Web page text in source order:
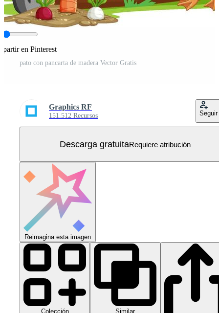
en Pinterest
pato con pancarta de madera Vector Gratis
Graphics RF
151.512 Recursos Seguir
Descarga gratuitaRequiere atribución
Reimagina esta imagen
Colección Similar